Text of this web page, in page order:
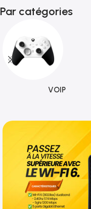
Par catégories
VOIP